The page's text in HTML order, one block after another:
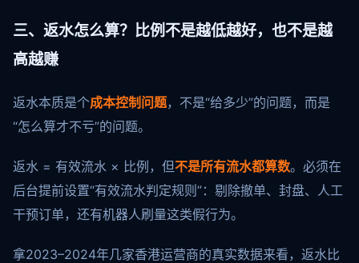
三、返水怎么算？比例不是越低越好，也不是越
高越赚
返水本质是个成本控制问题，不是“给多少”的问题，而是
“怎么算才不亏”的问题。
返水 = 有效流水 × 比例，但不是所有流水都算数。必须在
后台提前设置“有效流水判定规则”：剔除撤单、封盘、人工
干预订单，还有机器人刷量这类假行为。
拿2023–2024年几家香港运营商的真实数据来看，返水比